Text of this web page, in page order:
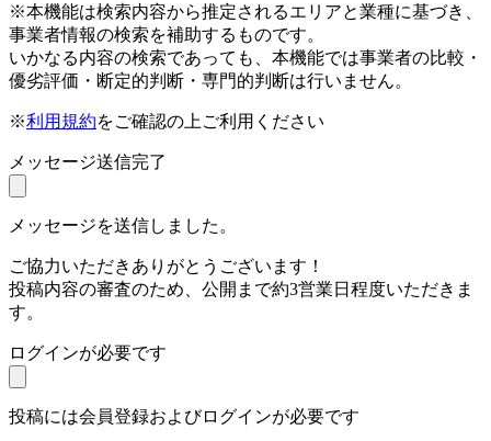
※本機能は検索内容から推定されるエリアと業種に基づき、
事業者情報の検索を補助するものです。
いかなる内容の検索であっても、本機能では事業者の比較・
優劣評価・断定的判断・専門的判断は行いません。
※利用規約をご確認の上ご利用ください
メッセージ送信完了
メッセージを送信しました。
ご協力いただきありがとうございます！
投稿内容の審査のため、公開まで約3営業日程度いただきま
す。
ログインが必要です
投稿には会員登録およびログインが必要です